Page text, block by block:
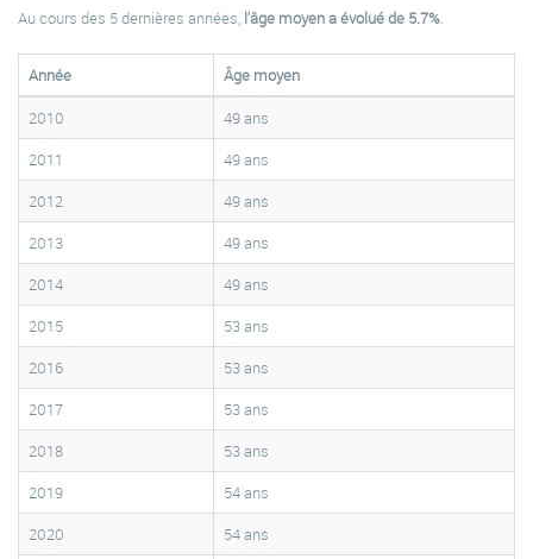
Au cours des 5 dernières années, l'âge moyen a évolué de 5.7%.
Année
Âge moyen
2010
49 ans
2011
49 ans
2012
49 ans
2013
49 ans
2014
49 ans
2015
53 ans
2016
53 ans
2017
53 ans
2018
53 ans
2019
54 ans
2020
54 ans